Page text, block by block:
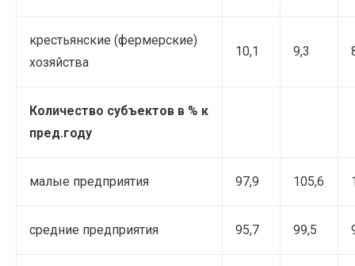
крестьянские (фермерские)
хозяйства
10,1 9,3
Количество субъектов в % к
пред.году
малые предприятия 97,9 105,6
средние предприятия 95,7 99,5